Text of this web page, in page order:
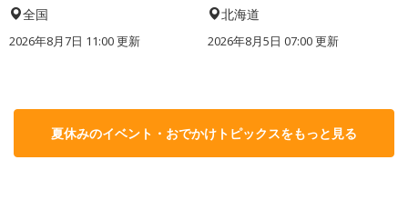
全国
2026年8月7日 11:00更新
北海道
2026年8月5日 07:00更新
夏休みのイベント・おでかけトピックスをもっと見る